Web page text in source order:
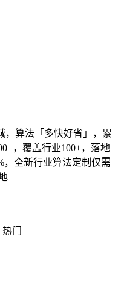
，算法「多快好省」，累
，覆盖行业100+，落地
，全新行业算法定制仅需
热门